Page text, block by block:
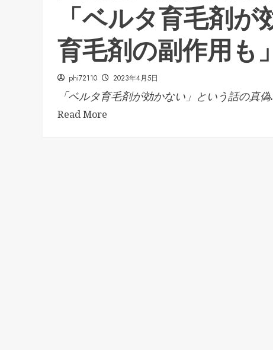
「ベルタ育毛剤
育毛剤の副作用も
phi72110 2023年4月5日
「ベルタ育毛剤が効かない」という話の真偽
Read More